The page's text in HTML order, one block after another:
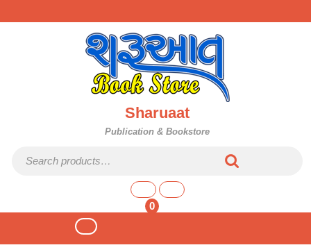
to
Sharuaat
Publication & Bookstore
0
shopping
Open